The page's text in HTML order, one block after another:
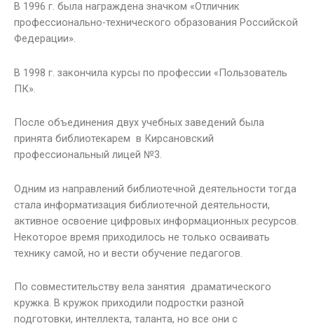
В 1996 г. была награждена значком «Отличник
профессионально-технического образования Российской
Федерации».
В 1998 г. закончила курсы по профессии «Пользователь
ПК».
После объединения двух учебных заведений была
принята библиотекарем в Кирсановский
профессиональный лицей №3.
Одним из направлений библиотечной деятельности тогда
стала информатизация библиотечной деятельности,
активное освоение цифровых информационных ресурсов.
Некоторое время приходилось не только осваивать
технику самой, но и вести обучение педагогов.
По совместительству вела занятия драматического
кружка. В кружок приходили подростки разной
подготовки, интеллекта, таланта, но все они с